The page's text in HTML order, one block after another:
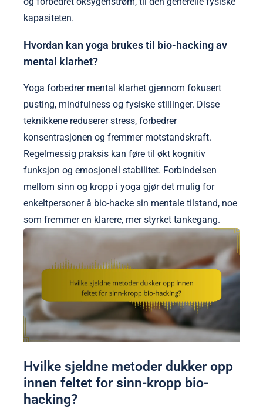
kapasiteten.
Hvordan kan yoga brukes til bio-hacking av
mental klarhet?
Yoga forbedrer mental klarhet gjennom fokusert
pusting, mindfulness og fysiske stillinger. Disse
teknikkene reduserer stress, forbedrer
konsentrasjonen og fremmer motstandskraft.
Regelmessig praksis kan føre til økt kognitiv
funksjon og emosjonell stabilitet. Forbindelsen
mellom sinn og kropp i yoga gjør det mulig for
enkeltpersoner å bio-hacke sin mentale tilstand, noe
som fremmer en klarere, mer styrket tankegang.
Hvilke sjeldne metoder dukker opp
innen feltet for sinn-kropp bio-
hacking?